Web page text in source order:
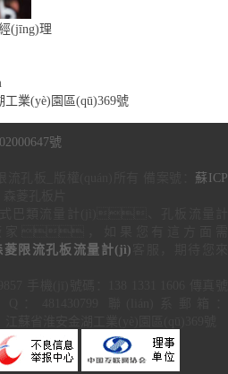
(jīng)理
業(yè)園區(qū)369號
號
蘇ICP
菱限流孔板流量計(jì)